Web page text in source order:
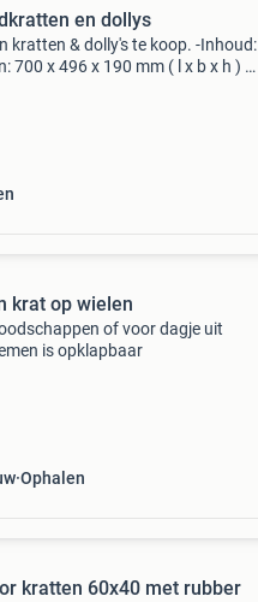
en dollys
kratten & dolly's te koop. -Inhoud:
700 x 496 x 190 mm ( l x b x h ) -
krat op wielen
of voor dagje uit
is opklapbaar
Ophalen
kratten 60x40 met rubber